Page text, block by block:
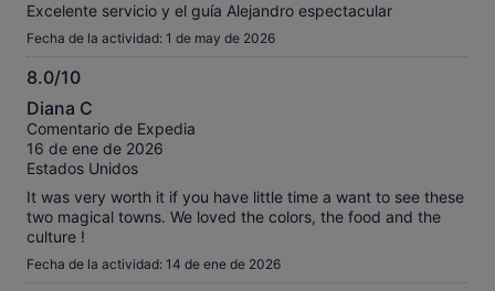
Excelente servicio y el guía Alejandro espectacular
Fecha de la actividad: 1 de may de 2026
8.0/10
8.0
sobre
10
Diana C
Comentario de Expedia
16 de ene de 2026
Estados Unidos
It was very worth it if you have little time a want to see these
two magical towns. We loved the colors, the food and the
culture !
Fecha de la actividad: 14 de ene de 2026